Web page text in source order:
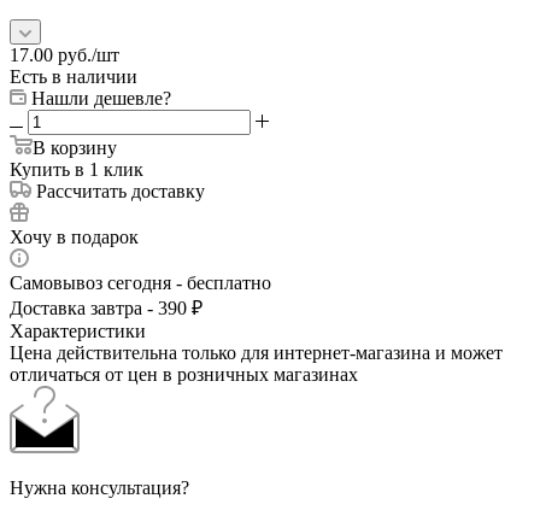
17.00 руб./шт
Есть в наличии
Нашли дешевле?
В корзину
Купить в 1 клик
Рассчитать доставку
Хочу в подарок
Самовывоз сегодня - бесплатно
Доставка завтра - 390 ₽
Характеристики
Цена действительна только для интернет-магазина и может
отличаться от цен в розничных магазинах
Нужна консультация?